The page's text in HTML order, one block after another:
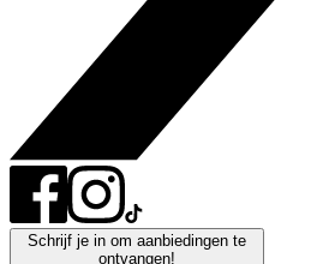
Schrijf je in om aanbiedingen te
ontvangen!